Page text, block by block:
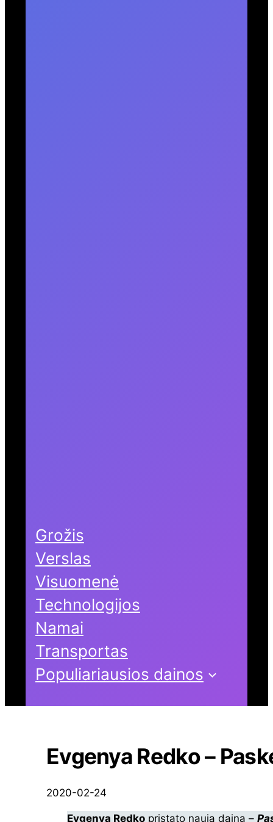
Grožis
Verslas
Visuomenė
Technologijos
Namai
Transportas
Populiariausios dainos
Evgenya Redko –
2020-02-24
Evgenya Redko pristato naują dainą –